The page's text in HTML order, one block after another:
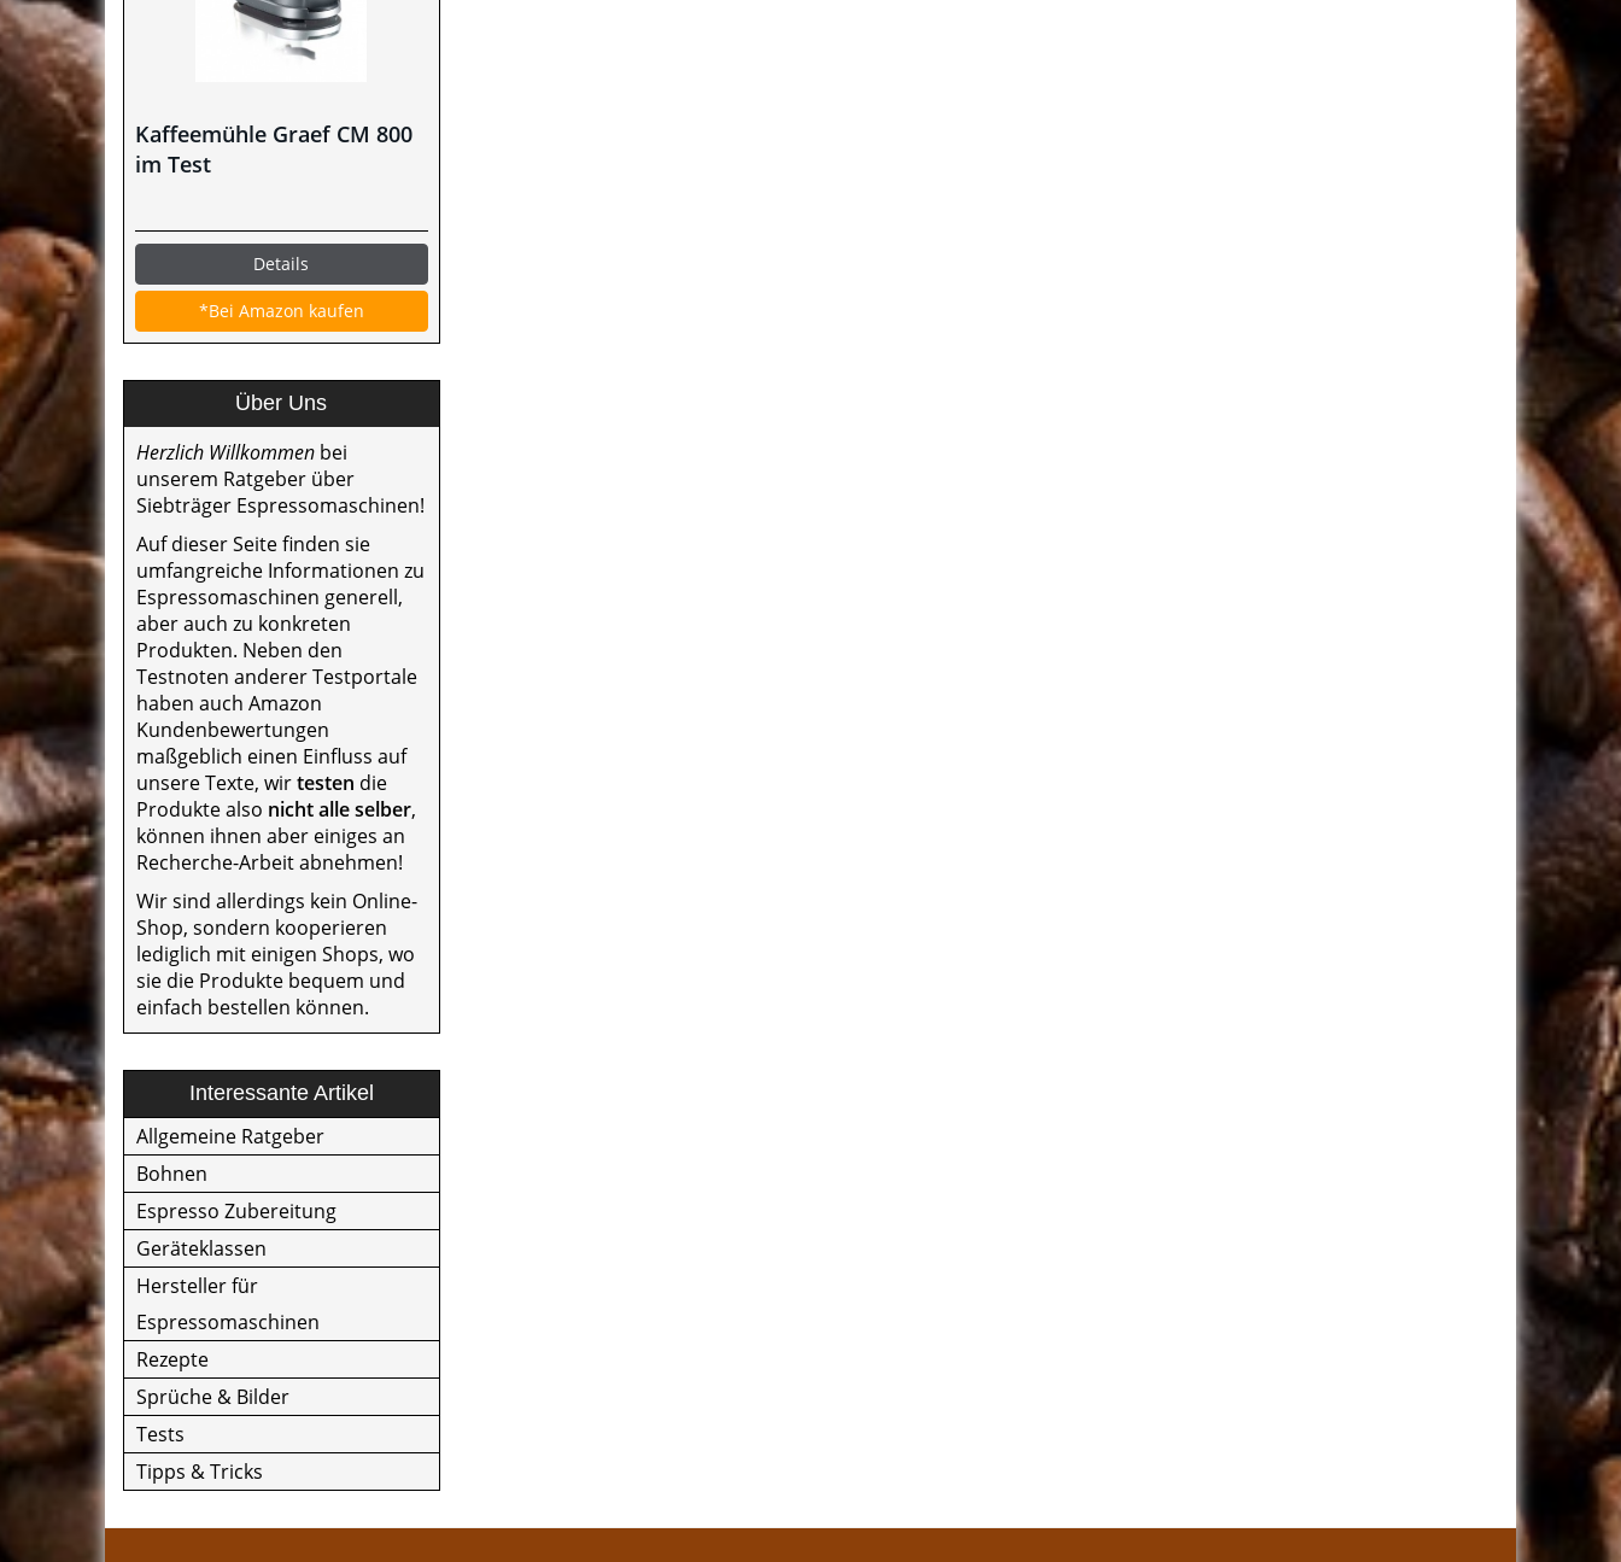
Kaffeemühle Graef CM 800
im Test
Details
*Bei Amazon kaufen
Über Uns
Herzlich Willkommen bei
unserem Ratgeber über
Siebträger Espressomaschinen!
Auf dieser Seite finden sie
umfangreiche Informationen zu
Espressomaschinen generell,
aber auch zu konkreten
Produkten. Neben den
Testnoten anderer Testportale
haben auch Amazon
Kundenbewertungen
maßgeblich einen Einfluss auf
unsere Texte, wirtesten die
Produkte also nicht alle selber,
können ihnen aber einiges an
Recherche-Arbeit abnehmen!
Wir sind allerdings kein Online-
Shop, sondern kooperieren
lediglich mit einigen Shops, wo
sie die Produkte bequem und
einfach bestellen können.
Interessante Artikel
Allgemeine Ratgeber
Bohnen
Espresso Zubereitung
Geräteklassen
Hersteller für
Espressomaschinen
Rezepte
Sprüche & Bilder
Tests
Tipps & Tricks